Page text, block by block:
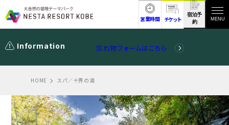
営業時間 チケット
宿泊予
約
MENU
Information 忘れ物フォームはこちら
HOME スパ／十界の湯